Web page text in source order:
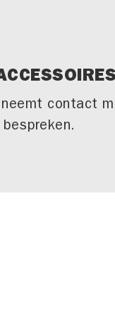
contact